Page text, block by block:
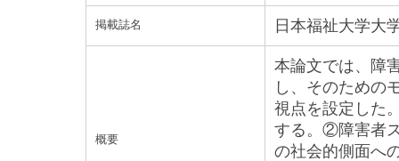
掲載誌名 日本福祉大学大
概要
本論文では、障
し、そのための
視点を設定した
する。②障害者
の社会的側面へ